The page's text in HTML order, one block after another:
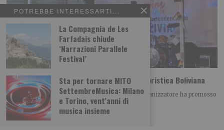
POTREBBE INTERESSARTI...
La Compagnia de Les
Farfadais chiude
‘Narrazioni Parallele
Festival’
Sta per tornare MITO
SettembreMusica: Milano
e Torino, vent’anni di
musica insieme
Madonna di Urkupiña: Feste e Parata Folkloristica Boliviana
La Comunità Boliviana di Torino e il Comitato Organizzatore ha promosso
a Torino le Feste commemorative